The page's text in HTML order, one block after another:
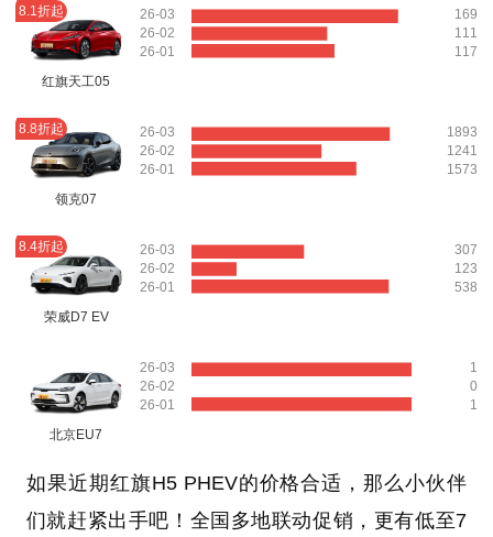
8.1折起
红旗天工05
26-03
26-02
26-01
169
111
117
8.8折起
领克07
26-03
26-02
26-01
1893
1241
1573
8.4折起
荣威D7 EV
26-03
26-02
26-01
307
123
538
北京EU7
26-03
26-02
26-01
1
0
1
如果近期红旗H5 PHEV的价格合适，那么小伙伴
们就赶紧出手吧！全国多地联动促销，更有低至7